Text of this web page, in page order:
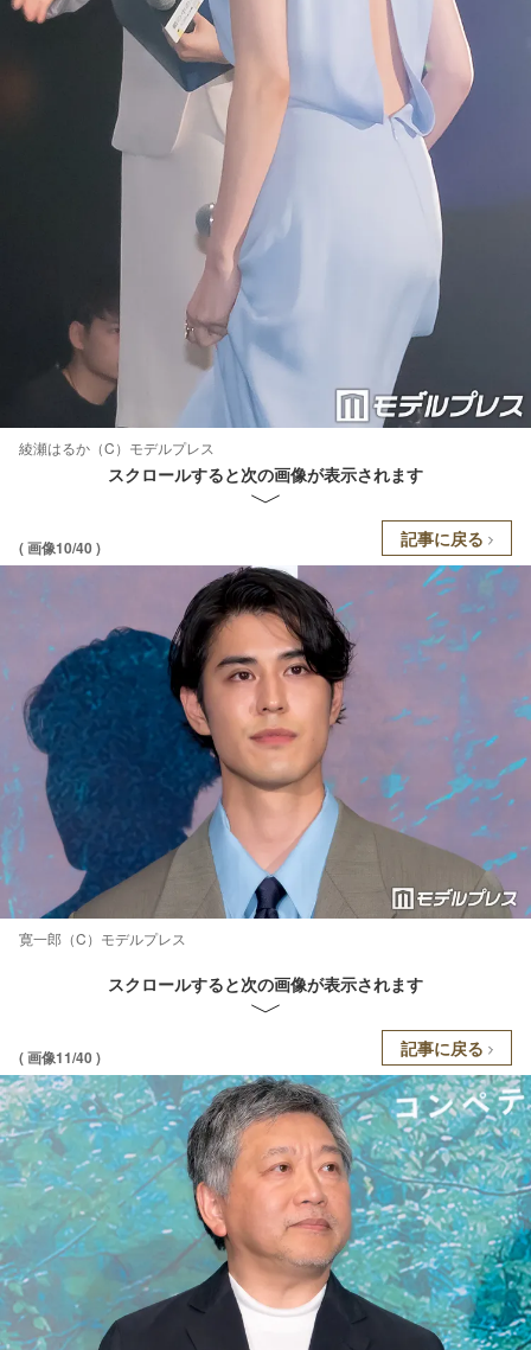
綾瀬はるか（C）モデルプレス
スクロールすると次の画像が表示されます
( 画像10/40 ) 記事に戻る
寛一郎（C）モデルプレス
スクロールすると次の画像が表示されます
( 画像11/40 ) 記事に戻る